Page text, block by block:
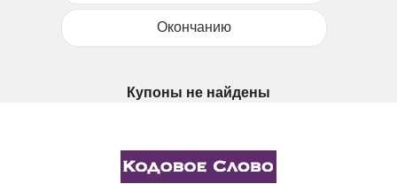
Окончанию
Купоны не найдены